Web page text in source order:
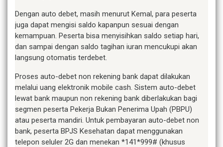
Dengan auto debet, masih menurut Kemal, para peserta
juga dapat mengisi saldo kapanpun sesuai dengan
kemampuan. Peserta bisa menyisihkan saldo setiap hari,
dan sampai dengan saldo tagihan iuran mencukupi akan
langsung otomatis terdebet.
Proses auto-debet non rekening bank dapat dilakukan
melalui uang elektronik mobile cash. Sistem auto-debet
lewat bank maupun non rekening bank diberlakukan bagi
segmen peserta Pekerja Bukan Penerima Upah (PBPU)
atau peserta mandiri. Untuk pembayaran auto-debet non
bank, peserta BPJS Kesehatan dapat menggunakan
telepon seluler 2G dan menekan *141*999# (khusus